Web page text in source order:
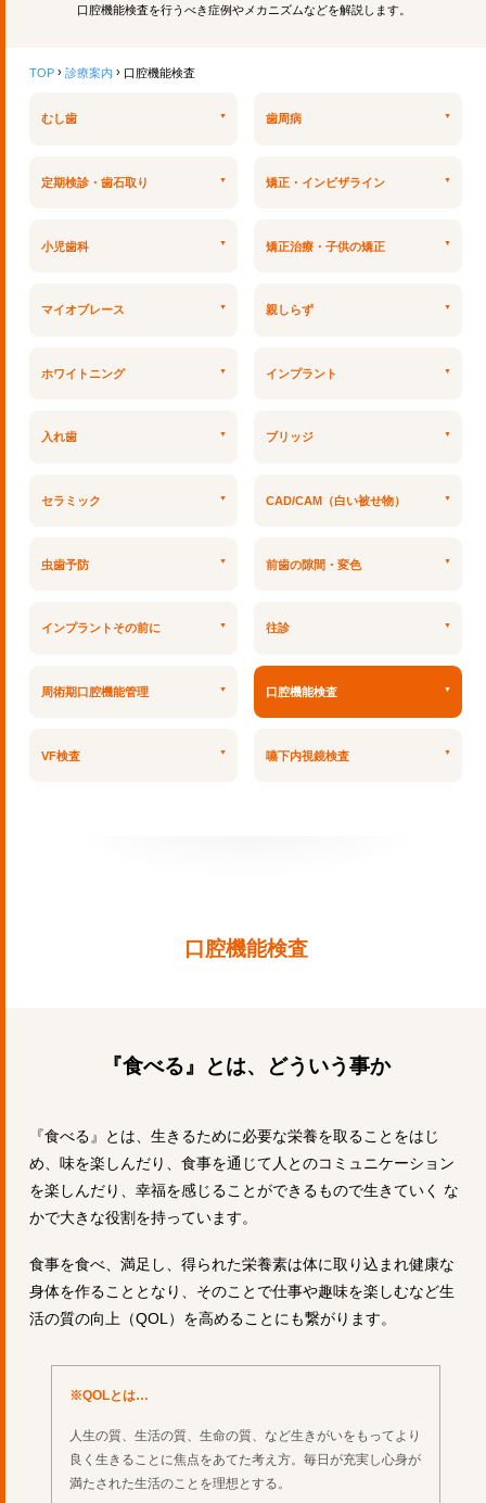
口腔機能検査を行うべき症例やメカニズムなどを解説します。
TOP 診療案内 口腔機能検査
むし歯 歯周病
定期検診・歯石取り 矯正・インビザライン
小児歯科 矯正治療・子供の矯正
マイオブレース 親しらず
ホワイトニング インプラント
入れ歯 ブリッジ
セラミック CAD/CAM（白い被せ物）
虫歯予防 前歯の隙間・変色
インプラントその前に 往診
周術期口腔機能管理 口腔機能検査
VF検査 嚥下内視鏡検査
口腔機能検査
『食べる』とは、どういう事か
『食べる』とは、生きるために必要な栄養を取ることをはじ
め、味を楽しんだり、食事を通じて人とのコミュニケーション
を楽しんだり、幸福を感じることができるもので生きていく な
かで大きな役割を持っています。
食事を食べ、満足し、得られた栄養素は体に取り込まれ健康な
身体を作ることとなり、そのことで仕事や趣味を楽しむなど生
活の質の向上（QOL）を高めることにも繋がります。
※QOLとは…
人生の質、生活の質、生命の質、など生きがいをもってより
良く生きることに焦点をあてた考え方。毎日が充実し心身が
満たされた生活のことを理想とする。